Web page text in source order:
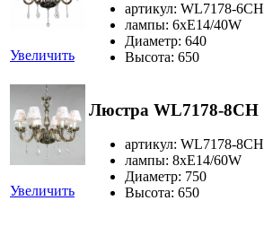
Увеличить
артикул: WL7178-6CH
лампы: 6хЕ14/40W
Диаметр: 640
Высота: 650
Увеличить
Люстра WL7178-8CH
артикул: WL7178-8CH
лампы: 8хЕ14/60W
Диаметр: 750
Высота: 650